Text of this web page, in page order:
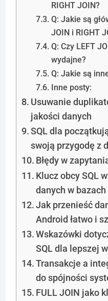
RIGHT JOIN?
Q: Jakie są
JOIN i RIGHT
Q: Czy LEFT
wydajne?
Q: Jakie są
Inne posty:
Usuwanie
jakości danych
SQL dla
swoją przygodę z
Błędy w
Klucz obcy SQL
danych w bazach
Jak przenieść
Android łatwo i
Wskazówki
SQL dla lepszej
Transakcje a
do spójności
FULL JOIN jako